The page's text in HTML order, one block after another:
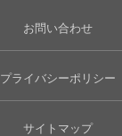
お問い合わせ
プライバシーポリシー
サイトマップ